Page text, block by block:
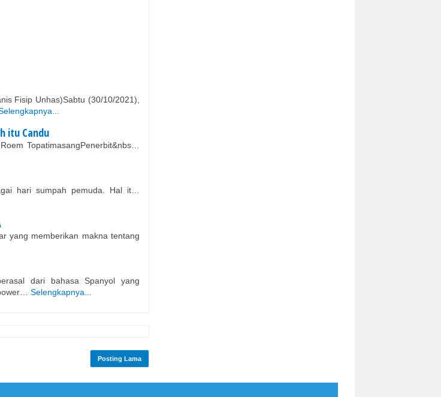
Fisip Unhas)Sabtu (30/10/2021),
itu Candu
sumpah pemuda. Hal it…
memberikan makna tentang
dari bahasa Spanyol yang
Selengkapnya...
Posting Lama